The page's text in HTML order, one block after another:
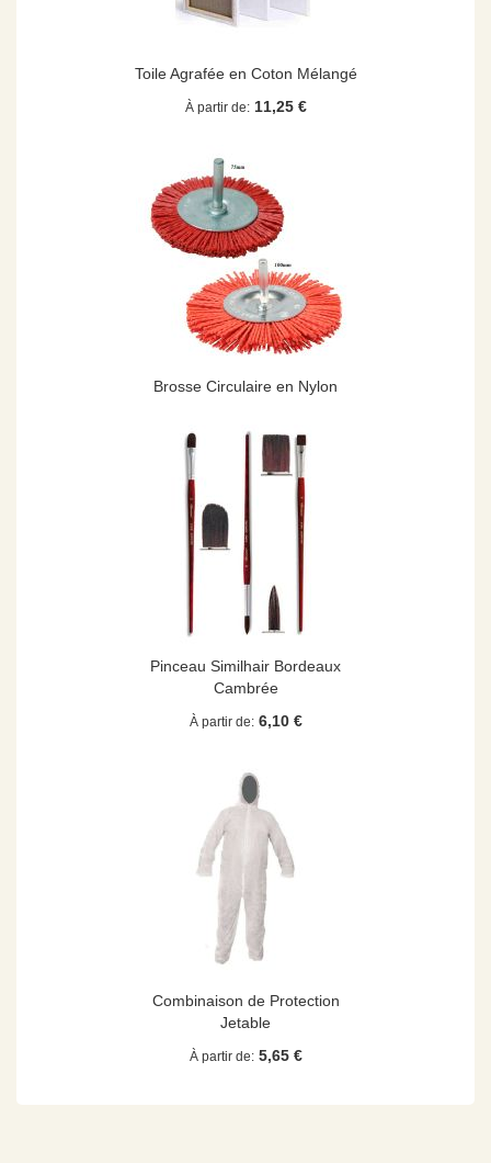
Toile Agrafée en Coton Mélangé
À partir de 11,25 €
Brosse Circulaire en Nylon
Pinceau Similhair Bordeaux
Cambrée
À partir de 6,10 €
Combinaison de Protection
Jetable
À partir de 5,65 €